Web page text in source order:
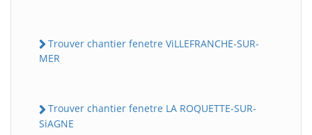
Trouver chantier fenetre ViLLEFRANCHE-SUR-
MER
Trouver chantier fenetre LA ROQUETTE-SUR-
SiAGNE